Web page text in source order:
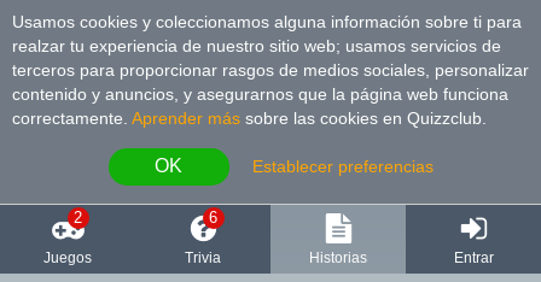
Usamos cookies y coleccionamos alguna información sobre ti para
realzar tu experiencia de nuestro sitio web; usamos servicios de
terceros para proporcionar rasgos de medios sociales, personalizar
contenido y anuncios, y asegurarnos que la página web funciona
correctamente. Aprender más sobre las cookies en Quizzclub.
OK Establecer preferencias
2
Juegos
6
Trivia Historias Entrar